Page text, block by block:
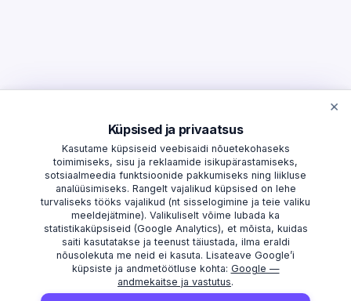
AVASTAMA MAAKONNAD
×
Küpsised ja privaatsus
Kasutame küpsiseid veebisaidi nõuetekohaseks
toimimiseks, sisu ja reklaamide isikupärastamiseks,
sotsiaalmeedia funktsioonide pakkumiseks ning liikluse
analüüsimiseks. Rangelt vajalikud küpsised on lehe
turvaliseks tööks vajalikud (nt sisselogimine ja teie valiku
meeldejätmine). Valikuliselt võime lubada ka
statistikaküpsiseid (Google Analytics), et mõista, kuidas
saiti kasutatakse ja teenust täiustada, ilma eraldi
nõusolekuta me neid ei kasuta. Lisateave Google’i
küpsiste ja andmetöötluse kohta: Google —
andmekaitse ja vastutus.